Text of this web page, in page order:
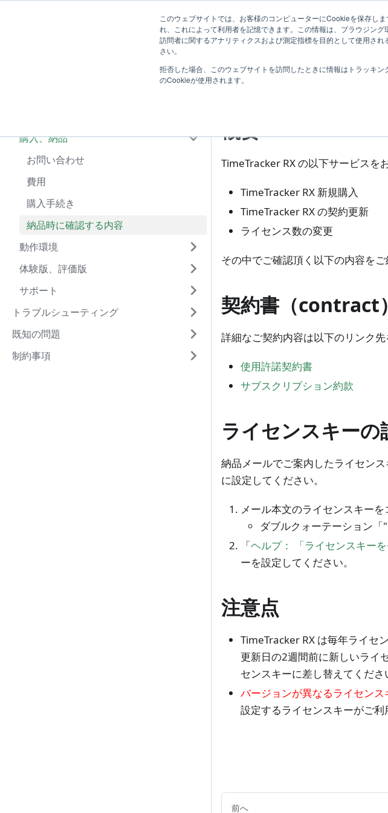
このウェブサイトでは、お客様のコンピューターにCookieを保存し
れ、これによって利用者を記憶できます。この情報は、ブラウジン
訪問者に関するアナリティクスおよび測定指標を目的として使用され
さい。
拒否した場合、このウェブサイトを訪問したときに情報はトラッキ
のCookieが使用されます。
ユーザー向
け
システム管理者向
け
ナレッ
ジ
関
ジ
購入、納品
お問い合わせ
費用
購入手続き
納品時に確認する内容
動作環境
体験版、評価版
サポート
トラブルシューティング
既知の問題
制約事項
納品時に確認
概要
TimeTracker RX の以下サービスを
TimeTracker RX 新規購入
TimeTracker RX の契約更新
ライセンス数の変更
その中でご確認頂く以下の内容をご
契約書（contract）
詳細なご契約内容は以下のリンク先
使用許諾契約書
サブスクリプション約款
ライセンスキーの
納品メールでご案内したライセン
に設定してください。
メール本文のライセンスキーを
ダブルクォーテーション「
「ヘルプ： 「ライセンスキーを
ーを設定してください。
注意点
TimeTracker RX は毎年ライセ
更新日の2週間前に新しいライ
センスキーに差し替えてくださ
バージョンが異なるライセンス
設定するライセンスキーがご利
前へ